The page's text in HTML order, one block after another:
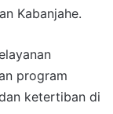
Kabanjahe.
program
ketertiban di